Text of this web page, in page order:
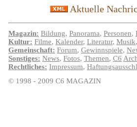
Aktuelle
Magazin: Bildung, Panorama, Personen,
Kultur: Filme, Kalender, Literatur, Musik,
Gemeinschaft: Forum, Gewinnspiele,
Sonstiges: News, Fotos, Themen, C6
Rechtliches: Impressum,
© 1998 - 2009 C6 MAGAZIN